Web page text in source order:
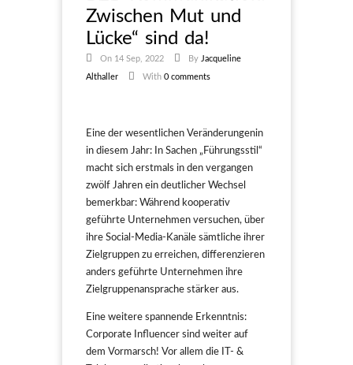
Zwischen Mut und
Lücke“ sind da!
On 14 Sep, 2022 By Jacqueline
Althaller With 0 comments
Eine der wesentlichen Veränderungenin
in diesem Jahr: In Sachen „Führungsstil“
macht sich erstmals in den vergangen
zwölf Jahren ein deutlicher Wechsel
bemerkbar: Während kooperativ
geführte Unternehmen versuchen, über
ihre Social-Media-Kanäle sämtliche ihrer
Zielgruppen zu erreichen, differenzieren
anders geführte Unternehmen ihre
Zielgruppenansprache stärker aus.
Eine weitere spannende Erkenntnis:
Corporate Influencer sind weiter auf
dem Vormarsch! Vor allem die IT- &